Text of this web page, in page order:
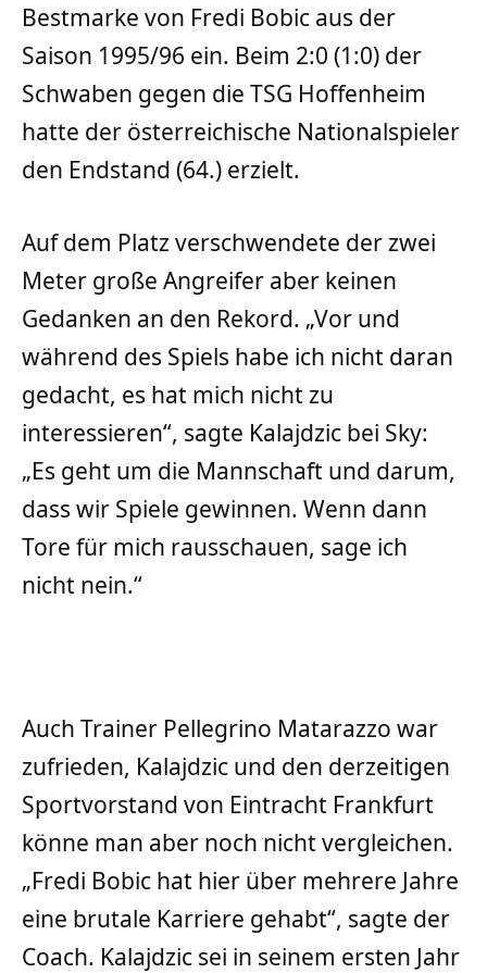
Bestmarke von Fredi Bobic aus der
Saison 1995/96 ein. Beim 2:0 (1:0) der
Schwaben gegen die TSG Hoffenheim
hatte der österreichische Nationalspieler
den Endstand (64.) erzielt.
Auf dem Platz verschwendete der zwei
Meter große Angreifer aber keinen
Gedanken an den Rekord. „Vor und
während des Spiels habe ich nicht daran
gedacht, es hat mich nicht zu
interessieren“, sagte Kalajdzic bei Sky:
„Es geht um die Mannschaft und darum,
dass wir Spiele gewinnen. Wenn dann
Tore für mich rausschauen, sage ich
nicht nein.“
Auch Trainer Pellegrino Matarazzo war
zufrieden, Kalajdzic und den derzeitigen
Sportvorstand von Eintracht Frankfurt
könne man aber noch nicht vergleichen.
„Fredi Bobic hat hier über mehrere Jahre
eine brutale Karriere gehabt“, sagte der
Coach. Kalajdzic sei in seinem ersten Jahr